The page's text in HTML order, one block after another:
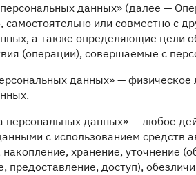
данных» (далее —
самостоятельно или совместно с
а также определяющие цели
(операции), совершаемые с
данных» —
персональных данных» — любое
с использованием средств
хранение, уточнение
предоставление, доступ),